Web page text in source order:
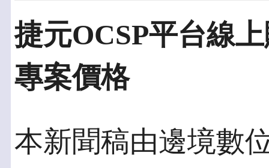
捷元OCSP平台線
專案價格
本新聞稿由邊境數